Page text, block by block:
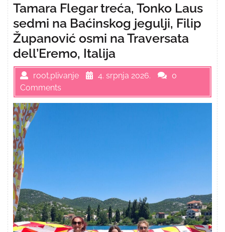
Tamara Flegar treća, Tonko Laus
sedmi na Baćinskog jegulji, Filip
Županović osmi na Traversata
dell’Eremo, Italija
root.plivanje 4. srpnja 2026.
0
Comments